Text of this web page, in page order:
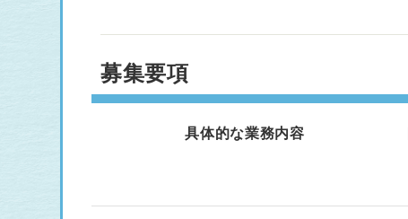
募集要項
具体的な業務内容